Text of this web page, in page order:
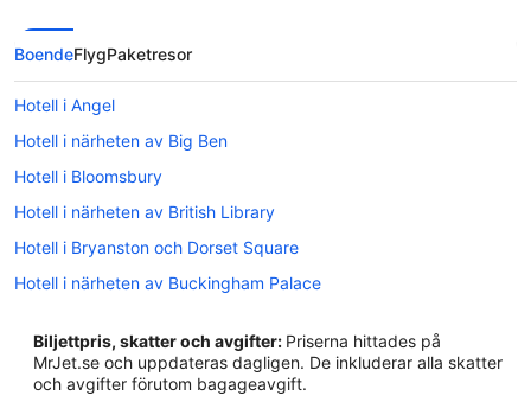
BoendeFlygPaketresor
Hotell i Angel
Hotell i närheten av Big Ben
Hotell i Bloomsbury
Hotell i närheten av British Library
Hotell i Bryanston och Dorset Square
Hotell i närheten av Buckingham Palace
Hotell i Chinatown
Hotell i City of London
Biljettpris, skatter och avgifter: Priserna hittades på
MrJet.se och uppdateras dagligen. De inkluderar alla skatter
och avgifter förutom bagageavgift.